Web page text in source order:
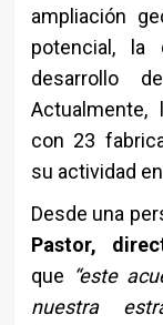
ampliación
potencial, la
desarrollo
Actualmente,
con 23
su actividad
Desde una
Pastor,
que “este
nuestra